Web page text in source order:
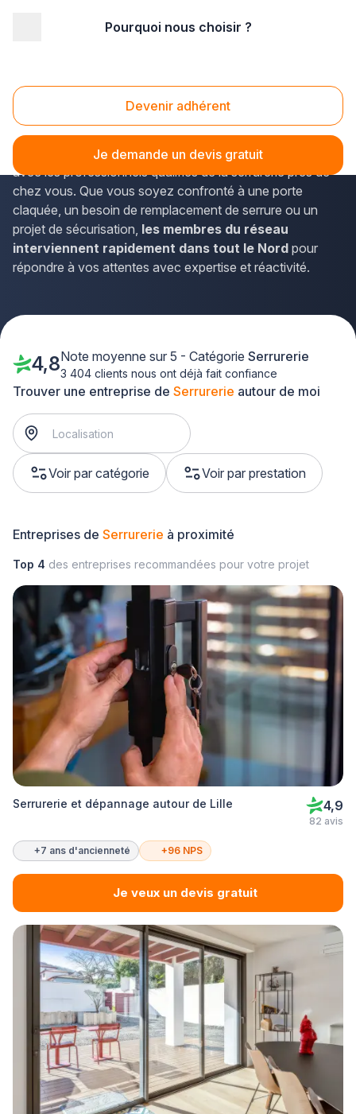
Pourquoi nous choisir ?
Devenir adhérent
Je demande un devis gratuit
Serrurerie Tourcoing (59200)
Vous recherchez unartisan serrurierde confiance à
Tourcoing ? La solution Plus que pro vous met en relation
avec les professionnels qualifiés de la serrurerie près de
chez vous. Que vous soyez confronté à une porte
claquée, un besoin de remplacement de serrure ou un
projet de sécurisation, les membres du réseau
interviennent rapidement dans tout le Nord pour
répondre à vos attentes avec expertise et réactivité.
Trouver une entreprise de Serrurerie autour de moi
Voir par catégorie Voir par prestation
4,8Note moyenne sur 5 - Catégorie Serrurerie
3 404 clients nous ont déjà fait confiance
Entreprises de Serrurerie à proximité
Top 4 des entreprises recommandées pour votre projet
Serrurerie et dépannage autour de Lille 4,9
82 avis
+7 ans d'ancienneté +96 NPS
Je veux un devis gratuit